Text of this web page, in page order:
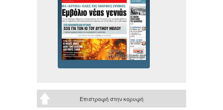
Επιστροφή στην κορυφή